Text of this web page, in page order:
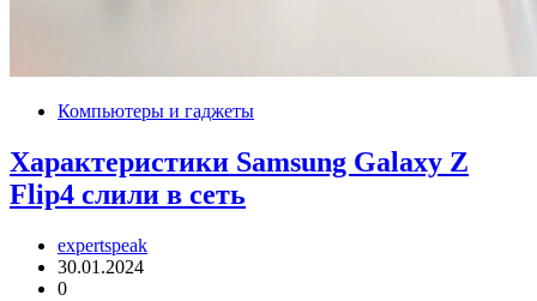
Компьютеры и гаджеты
Характеристики Samsung Galaxy Z
Flip4 слили в сеть
expertspeak
30.01.2024
0